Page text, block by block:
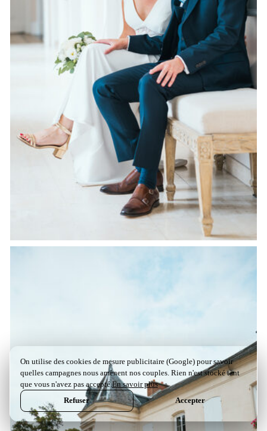
EN LIGNE · RÉPONSE SOUS 12H
Parlez-nous de votre projet→
On utilise des cookies de mesure publicitaire (Google) pour savoir
quelles campagnes nous amènent nos couples. Rien n'est stocké tant
que vous n'avez pas accepté.En savoir plus
Refuser
Accepter